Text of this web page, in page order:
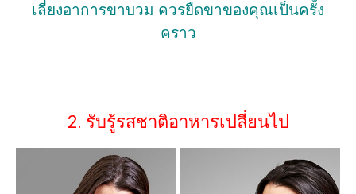
เลี่ยงอาการขาบวม ควรยืดขาของคุณเป็นครั้ง
คราว
2. รับรู้รสชาติอาหารเปลี่ยนไป